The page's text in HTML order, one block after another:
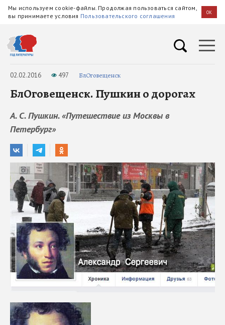
Мы используем cookie-файлы. Продолжая пользоваться сайтом,
вы принимаете условия Пользовательского соглашения OK
02.02.2016 497 БлОговещенск
БлОговещенск. Пушкин о дорогах
А. С. Пушкин. «Путешествие из Москвы в
Петербург»